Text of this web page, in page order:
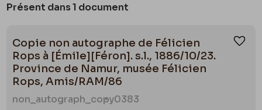
Présent dans 1 document
Copie non autographe de Félicien
Rops à [Émile][Féron]. s.l., 1886/10/23.
Province de Namur, musée Félicien
Rops, Amis/RAM/86
non_autograph_copy0383